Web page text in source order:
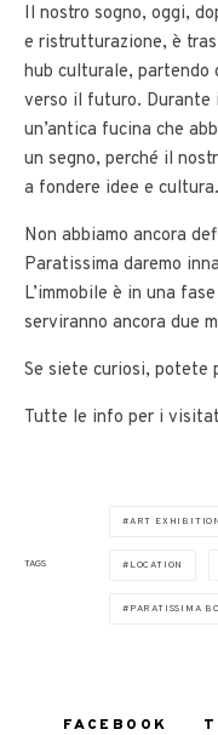
Il nostro sogno, oggi,
e ristrutturazione, è
hub culturale, partendo
verso il futuro.
un’antica fucina che
un segno, perché il
a fondere idee e cultura.
Non abbiamo ancora
Paratissima daremo
L’immobile è in una
serviranno ancora due
Se siete curiosi, potete
Tutte le info per i
TAGS
ART EXHIBITION
LOCATION
PARATISSIMA
FACEBOOK